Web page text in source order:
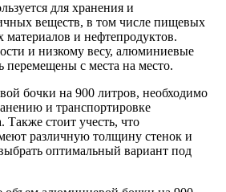
для хранения и
веществ, в том числе пищевых
материалов и нефтепродуктов.
и низкому весу, алюминиевые
перемещены с места на место.
бочки на 900 литров, необходимо
и транспортировке
Также стоит учесть, что
различную толщину стенок и
оптимальный вариант под